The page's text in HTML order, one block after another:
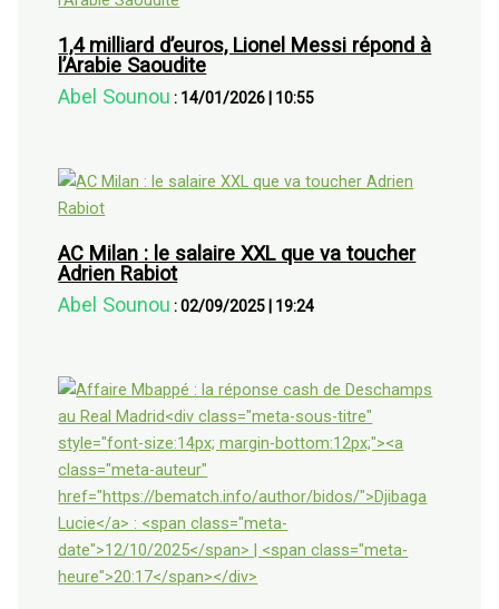
1,4 milliard d’euros, Lionel Messi répond à
l’Arabie Saoudite
Abel Sounou : 14/01/2026 10:55
AC Milan : le salaire XXL que va toucher
Adrien Rabiot
Abel Sounou :02/09/2025 19:24